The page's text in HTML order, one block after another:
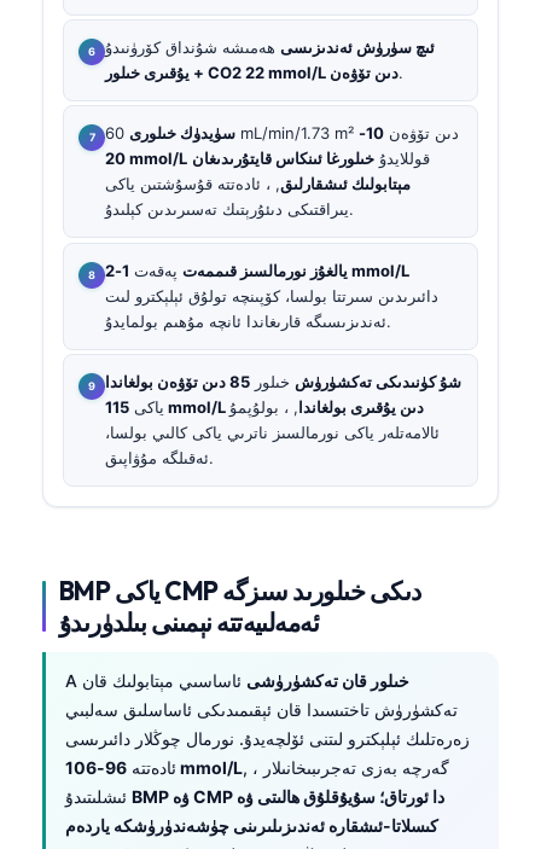
ئىچ سۈرۈش ئەندىزىسى ھەمىشە شۇنداق كۆرۈنىدۇ
يۇقىرى خىلور + CO2 22 mmol/L دىن تۆۋەن.
سۈيدۈك خىلورى 60 mL/min/1.73 m² دىن تۆۋەن
10-
20 mmol/L
قوللايدۇ خىلورغا ئىنكاس قايتۇرىدىغان
مېتابولىك ئىشقارلىق, ، ئادەتتە قۇسۇشتىن ياكى
يىراقتىكى دىئۇرېتىك تەسىرىدىن كېلىدۇ.
يالغۇز نورمالسىز قىممەت پەقەت
1-2 mmol/L
دائىرىدىن سىرتتا بولسا، كۆپىنچە تولۇق ئېلېكترو لىت
ئەندىزىسىگە قارىغاندا ئانچە مۇھىم بولمايدۇ.
شۇ كۈنىدىكى تەكشۈرۈش خىلور 85 دىن تۆۋەن بولغاندا
ياكى
115 mmol/L دىن يۇقىرى بولغاندا, ، بولۇپمۇ
ئالامەتلەر ياكى نورمالسىز ناترىي ياكى كالىي بولسا،
ئەقىلگە مۇۋاپىق.
BMP ياكى CMP دىكى خىلورىد سىزگە
ئەمەلىيەتتە نېمىنى بىلدۈرىدۇ
A خىلور قان تەكشۈرۈشى ئاساسىي مېتابولىك قان
تەكشۈرۈش تاختىسىدا قان ئېقىمىدىكى ئاساسلىق سەلبىي
زەرەتلىك ئېلېكترو لىتنى ئۆلچەيدۇ. نورمال چوڭلار دائىرىسى
ئادەتتە 96-106 mmol/L, ، گەرچە بەزى تەجرىبىخانىلار
BMP ۋە CMP دا ئورتاق؛ سۇيۇقلۇق ھالىتى ۋە
كىسلاتا-ئىشقارە ئەندىزىلىرىنى چۈشەندۈرۈشكە ياردەم